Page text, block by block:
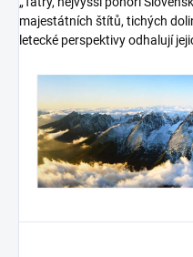
majestátních štítů, tichých
letecké perspektivy odhalují